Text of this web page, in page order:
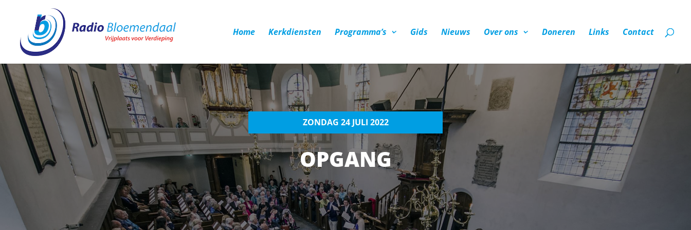
Home Kerkdiensten Programma’s Gids Nieuws Over ons Doneren Links Contact
ZONDAG 24 JULI 2022
OPGANG